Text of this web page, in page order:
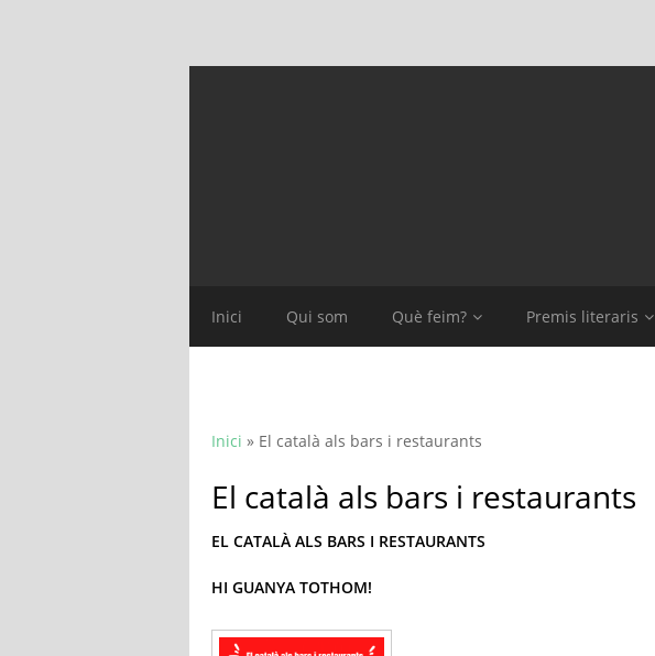
Inici Qui som Què feim? Premis literaris
Inici » El català als bars i restaurants
El català als bars i restaurants
EL CATALÀ ALS BARS I RESTAURANTS
HI GUANYA TOTHOM!